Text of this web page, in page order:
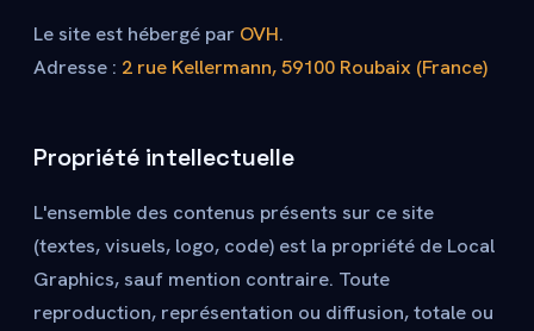
Le site est hébergé par OVH.
Adresse : 2 rue Kellermann, 59100 Roubaix (France)
Propriété intellectuelle
L'ensemble des contenus présents sur ce site
(textes, visuels, logo, code) est la propriété de Local
Graphics, sauf mention contraire. Toute
reproduction, représentation ou diffusion, totale ou